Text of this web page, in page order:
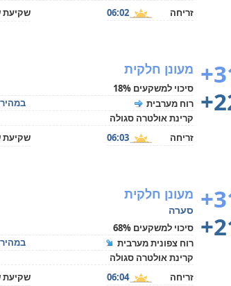
זריחה
06:02
מעונן חלקית
סיכוי למשקעים 18%
רוח מערבית
קרינת אולטרה סגולה
זריחה
06:03
מעונן חלקית
סערה
סיכוי למשקעים 68%
רוח צפונית מערבית
קרינת אולטרה סגולה
זריחה
06:04